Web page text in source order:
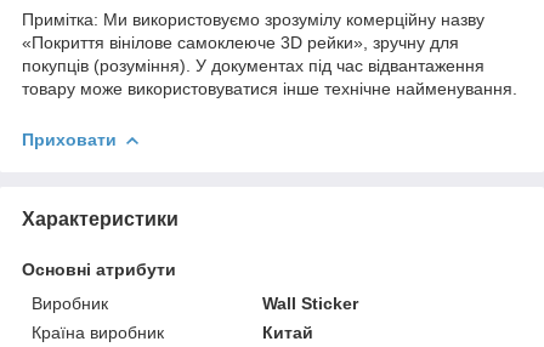
Примітка: Ми використовуємо зрозумілу комерційну назву
«Покриття вінілове самоклеюче 3D рейки», зручну для
покупців (розуміння). У документах під час відвантаження
товару може використовуватися інше технічне найменування.
Приховати
Характеристики
Основні атрибути
Виробник
Wall Sticker
Країна виробник
Китай